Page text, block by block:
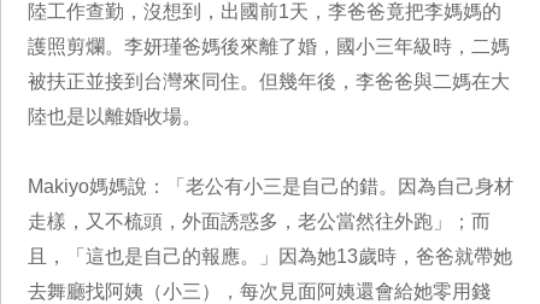
陸工作查勤，沒想到，出國前1天，李爸爸竟把李媽媽的
護照剪爛。李妍瑾爸媽後來離了婚，國小三年級時，二媽
被扶正並接到台灣來同住。但幾年後，李爸爸與二媽在大
陸也是以離婚收場。
Makiyo媽媽說：「老公有小三是自己的錯。因為自己身材
走樣，又不梳頭，外面誘惑多，老公當然往外跑」；而
且，「這也是自己的報應。」因為她13歲時，爸爸就帶她
去舞廳找阿姨（小三），每次見面阿姨還會給她零用錢